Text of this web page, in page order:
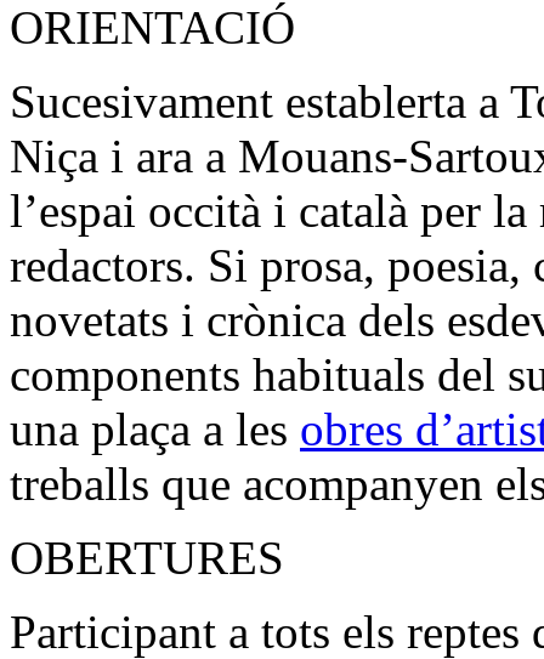
ORIENTACIÓ
Sucesivament establerta a
Niça i ara a Mouans-
l’espai occità i català per
redactors. Si prosa,
novetats i crònica dels
components habituals del
una plaça a les obres
treballs que acompanyen
OBERTURES
Participant a tots els reptes